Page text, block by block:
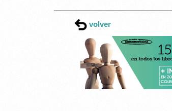
volver
Esta página web usa cookies.
Las cookies de este sitio web se